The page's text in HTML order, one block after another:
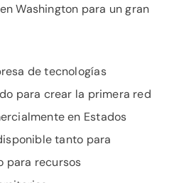
Washington para un gran
de tecnologías
para crear la primera red
en Estados
tanto para
para recursos